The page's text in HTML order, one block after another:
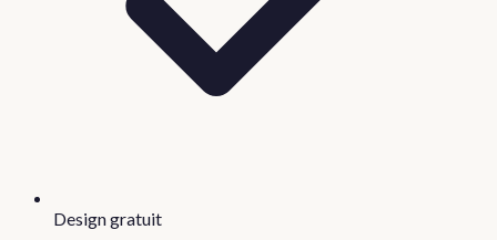
Design gratuit